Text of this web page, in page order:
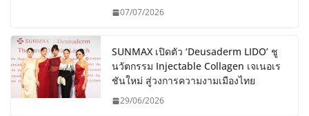
07/07/2026
SUNMAX เปิดตัว ‘Deusaderm LIDO’ ชู
นวัตกรรม Injectable Collagen เจเนอเร
ชันใหม่ สู่วงการความงามเมืองไทย
29/06/2026